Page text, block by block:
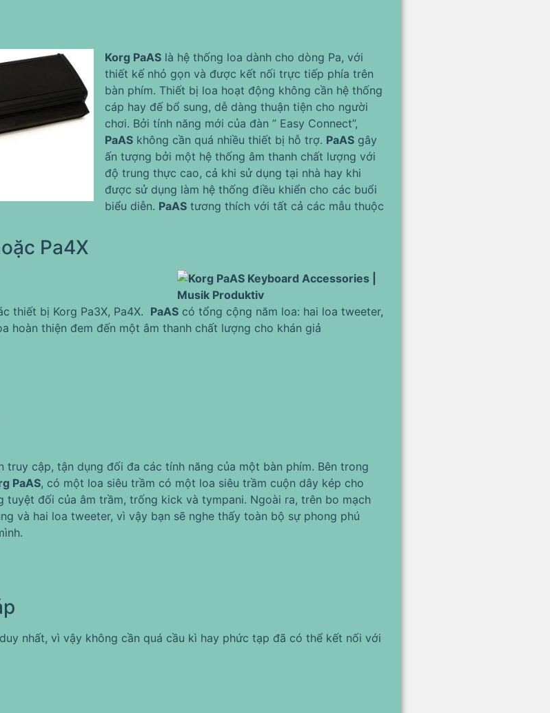
Korg PaAS là hệ thống loa dành cho dòng Pa, với
thiết kế nhỏ gọn và được kết nối trực tiếp phía trên
bàn phím. Thiết bị loa hoạt động không cần hệ thống
cáp hay đế bổ sung, dễ dàng thuận tiện cho người
chơi. Bởi tính năng mới của đàn ” Easy Connect”,
PaAS không cần quá nhiều thiết bị hỗ trợ. PaAS gây
ấn tượng bởi một hệ thống âm thanh chất lượng với
độ trung thực cao, cả khi sử dụng tại nhà hay khi
được sử dụng làm hệ thống điều khiển cho các buổi
biểu diễn. PaAS tương thích với tất cả các mẫu thuộc
Pa4X
thiết bị Korg Pa3X, Pa4X. PaAS có tổng cộng năm loa: hai loa tweeter,
hoàn thiện đem đến một âm thanh chất lượng cho khán giả
truy cập, tận dụng đối đa các tính năng của một bàn phím. Bên trong
PaAS, có một loa siêu trầm có một loa siêu trầm cuộn dây kép cho
tuyệt đối của âm trầm, trống kick và tympani. Ngoài ra, trên bo mạch
và hai loa tweeter, vì vậy bạn sẽ nghe thấy toàn bộ sự phong phú
nhất, vì vậy không cần quá cầu kì hay phức tạp đã có thể kết nối với